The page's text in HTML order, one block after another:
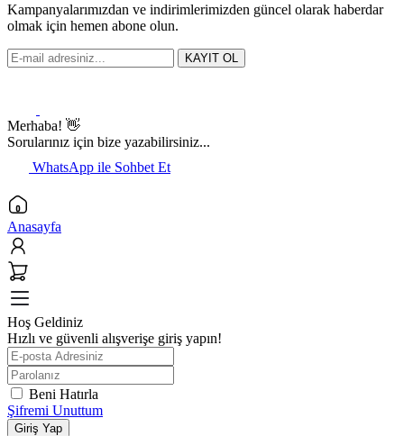
Kampanyalarımızdan ve indirimlerimizden güncel olarak haberdar
olmak için hemen abone olun.
KAYIT OL
Merhaba! 👋
Sorularınız için bize yazabilirsiniz...
WhatsApp ile Sohbet Et
Anasayfa
Hoş Geldiniz
Hızlı ve güvenli alışverişe giriş yapın!
Beni Hatırla
Şifremi Unuttum
Giriş Yap